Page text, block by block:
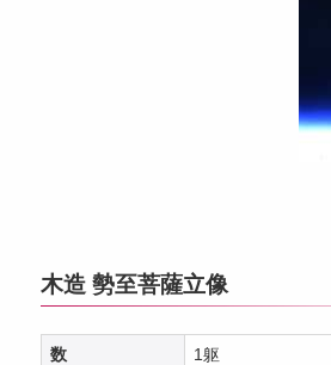
木造 勢至菩薩立像
数 1躯